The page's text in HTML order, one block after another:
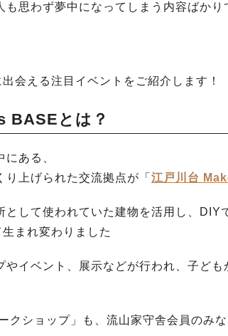
も思わず夢中になってしまう内容ばか
会える注目イベントをご紹介します！
BASEとは？
ある、
上げられた交流拠点が「 江戸川台
として使われていた建物を活用し、DIY
まれ変わりました
やイベント、展示などが行われ、子ど
クショップ」も、流山家守舎会員のみ